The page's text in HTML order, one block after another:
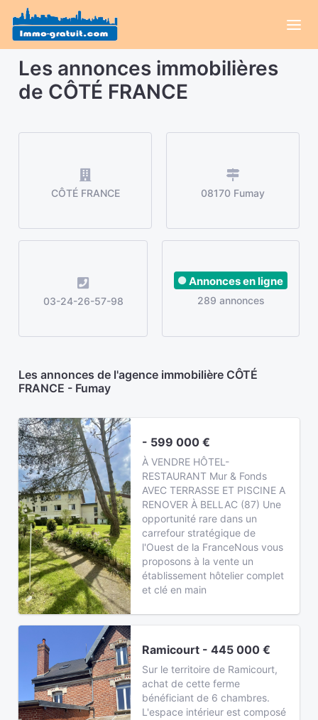
Les annonces immobilières
de CÔTÉ FRANCE
CÔTÉ FRANCE 08170 Fumay
03-24-26-57-98
Annonces en ligne
289 annonces
Les annonces de l'agence immobilière CÔTÉ
FRANCE - Fumay
- 599 000 €
À VENDRE HÔTEL-
RESTAURANT Mur & Fonds
AVEC TERRASSE ET PISCINE A
RENOVER À BELLAC (87) Une
opportunité rare dans un
carrefour stratégique de
l'Ouest de la FranceNous vous
proposons à la vente un
établissement hôtelier complet
et clé en main
Ramicourt - 445 000 €
Sur le territoire de Ramicourt,
achat de cette ferme
bénéficiant de 6 chambres.
L'espace intérieur est composé